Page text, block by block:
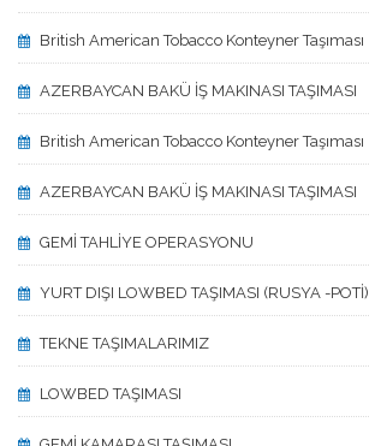
British American Tobacco Konteyner Taşıması
AZERBAYCAN BAKÜ İŞ MAKINASI TAŞIMASI
British American Tobacco Konteyner Taşıması
AZERBAYCAN BAKÜ İŞ MAKINASI TAŞIMASI
GEMİ TAHLİYE OPERASYONU
YURT DIŞI LOWBED TAŞIMASI (RUSYA -POTİ)
TEKNE TAŞIMALARIMIZ
LOWBED TAŞIMASI